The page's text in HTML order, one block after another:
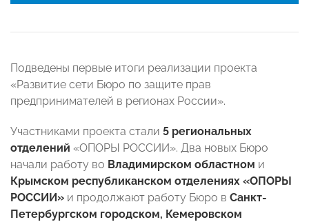
Подведены первые итоги реализации проекта
«Развитие сети Бюро по защите прав
предпринимателей в регионах России».
Участниками проекта стали 5 региональных
отделений «ОПОРЫ РОССИИ». Два новых Бюро
начали работу во Владимирском областном и
Крымском республиканском отделениях «ОПОРЫ
РОССИИ» и продолжают работу Бюро в Санкт-
Петербургском городском, Кемеровском